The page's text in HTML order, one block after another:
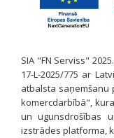
SIA "FN Serviss"
17-L-2025/775 ar
atbalsta saņemšanu
komercdarbībā",
un ugunsdrošības
izstrādes platforma,